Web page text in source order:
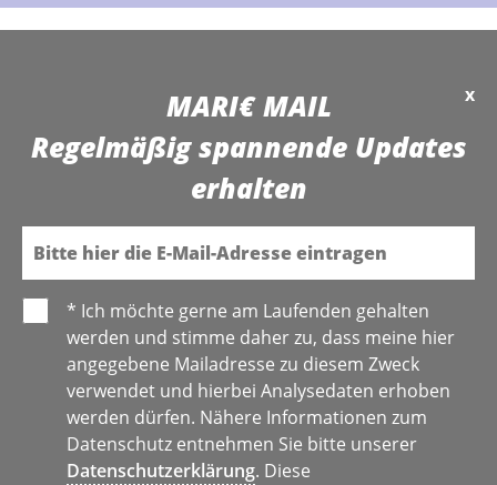
Michitsch im MARI€-
x
MARI€ MAIL
Regelmäßig spannende Updates
erhalten
E-Mail
* Ich möchte gerne am Laufenden gehalten
werden und stimme daher zu, dass meine hier
angegebene Mailadresse zu diesem Zweck
verwendet und hierbei Analysedaten erhoben
werden dürfen. Nähere Informationen zum
Datenschutz entnehmen Sie bitte unserer
Datenschutzerklärung. Diese